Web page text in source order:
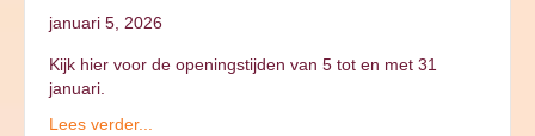
januari 5, 2026
Kijk hier voor de openingstijden van 5 tot en met 31
januari.
Lees verder...